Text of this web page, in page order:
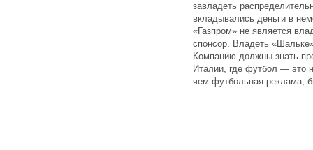
завладеть
вкладывались деньги в
«Газпром» не является
спонсор. Владеть
Компанию должны знать
Италии, где футбол — это
чем футбольная реклама,